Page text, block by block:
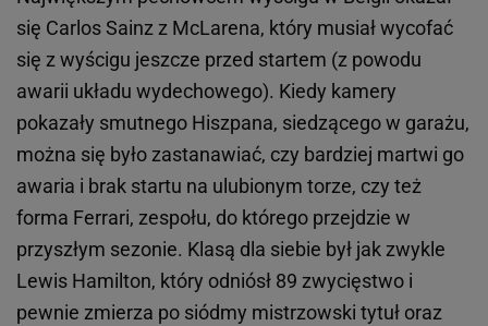
się Carlos Sainz z McLarena, który musiał wycofać
się z wyścigu jeszcze przed startem (z powodu
awarii układu wydechowego). Kiedy kamery
pokazały smutnego Hiszpana, siedzącego w garażu,
można się było zastanawiać, czy bardziej martwi go
awaria i brak startu na ulubionym torze, czy też
forma Ferrari, zespołu, do którego przejdzie w
przyszłym sezonie. Klasą dla siebie był jak zwykle
Lewis Hamilton, który odniósł 89 zwycięstwo i
pewnie zmierza po siódmy mistrzowski tytuł oraz